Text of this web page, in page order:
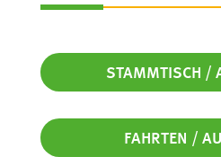
STAMMTISCH /
FAHRTEN /